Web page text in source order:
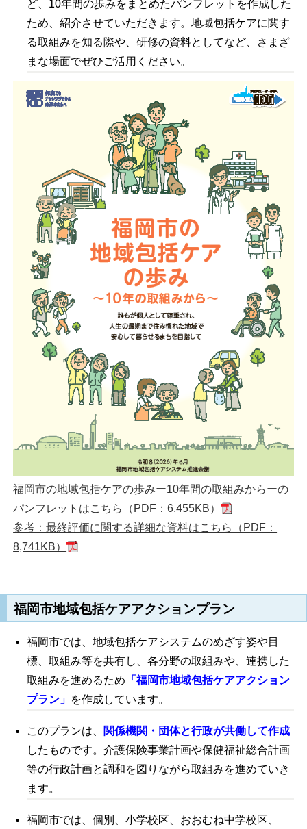
ど、10年間の歩みをまとめたパンフレットを作成した
ため、紹介させていただきます。地域包括ケアに関す
る取組みを知る際や、研修の資料としてなど、さまざ
まな場面でぜひご活用ください。
福岡市の地域包括ケアの歩みー10年間の取組みからーの
パンフレットはこちら（PDF：6,455KB）
参考：最終評価に関する詳細な資料はこちら（PDF：
8,741KB）
福岡市地域包括ケアアクションプラン
福岡市では、地域包括ケアシステムのめざす姿や目
標、取組み等を共有し、各分野の取組みや、連携した
取組みを進めるため 「福岡市地域包括ケアアクション
プラン」
を作成しています。
このプランは、
関係機関・団体と行政が共働して作成
したものです。介護保険事業計画や保健福祉総合計画
等の行政計画と調和を図りながら取組みを進めていき
ます。
福岡市では、個別、小学校区、おおむね中学校区、